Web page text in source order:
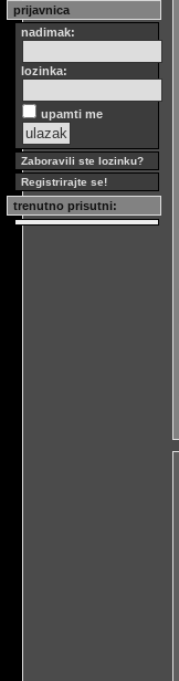
prijavnica
nadimak:
lozinka:
upamti me
Zaboravili ste lozinku?
Registrirajte se!
trenutno prisutni: